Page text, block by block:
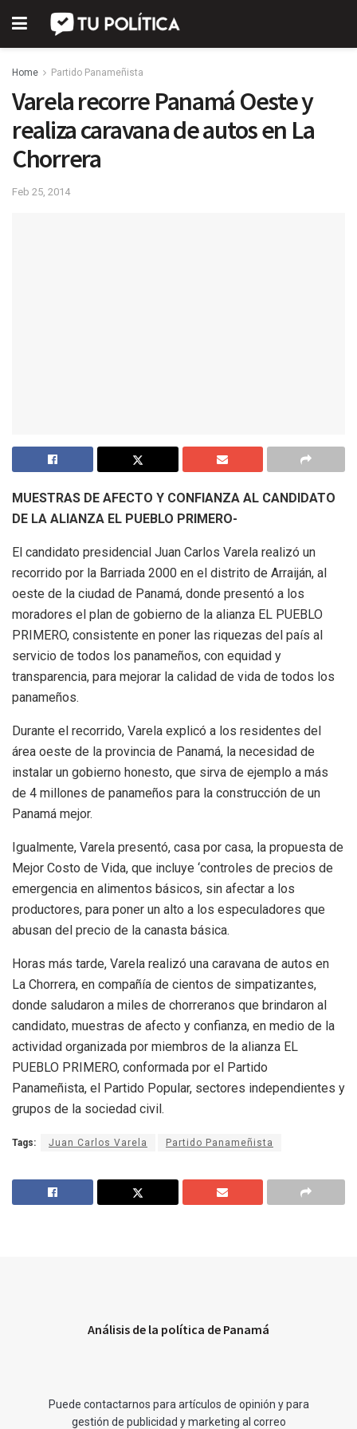
Home Partido Panameñista
Varela recorre Panamá Oeste y
realiza caravana de autos en La
Chorrera
Feb 25, 2014
MUESTRAS DE AFECTO Y CONFIANZA AL CANDIDATO
DE LA ALIANZA EL PUEBLO PRIMERO-
El candidato presidencial Juan Carlos Varela realizó un
recorrido por la Barriada 2000 en el distrito de Arraiján, al
oeste de la ciudad de Panamá, donde presentó a los
moradores el plan de gobierno de la alianza EL PUEBLO
PRIMERO, consistente en poner las riquezas del país al
servicio de todos los panameños, con equidad y
transparencia, para mejorar la calidad de vida de todos los
panameños.
Durante el recorrido, Varela explicó a los residentes del
área oeste de la provincia de Panamá, la necesidad de
instalar un gobierno honesto, que sirva de ejemplo a más
de 4 millones de panameños para la construcción de un
Panamá mejor.
Igualmente, Varela presentó, casa por casa, la propuesta de
Mejor Costo de Vida, que incluye ‘controles de precios de
emergencia en alimentos básicos, sin afectar a los
productores, para poner un alto a los especuladores que
abusan del precio de la canasta básica.
Horas más tarde, Varela realizó una caravana de autos en
La Chorrera, en compañía de cientos de simpatizantes,
donde saludaron a miles de chorreranos que brindaron al
candidato, muestras de afecto y confianza, en medio de la
actividad organizada por miembros de la alianza EL
PUEBLO PRIMERO, conformada por el Partido
Panameñista, el Partido Popular, sectores independientes y
grupos de la sociedad civil.
Tags: Juan Carlos Varela Partido Panameñista
Análisis de la política de Panamá
Puede contactarnos para artículos de opinión y para
gestión de publicidad y marketing al correo